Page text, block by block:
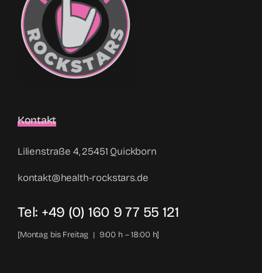
Kontakt
Lilienstraße 4, 25451 Quickborn
kontakt@health-rockstars.de
Tel: +49 (0) 160 9 77 55 121
[Montag bis Freitag | 9:00 h – 18:00 h]